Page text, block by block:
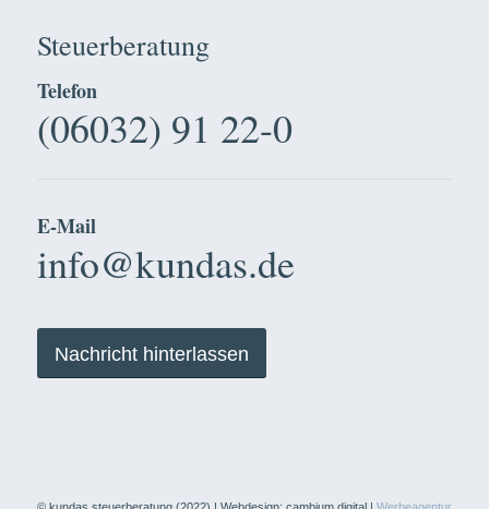
Steuerberatung
Telefon
(06032) 91 22-0
E-Mail
info@kundas.de
Nachricht hinterlassen